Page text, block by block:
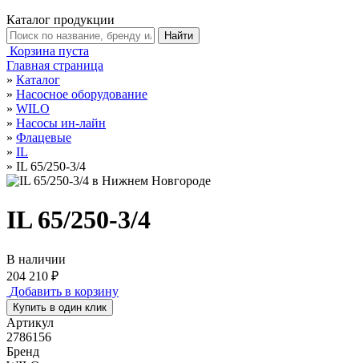
Каталог продукции
Корзина пуста
Главная страница
» Каталог
» Насосное оборудование
» WILO
» Насосы ин-лайн
» Флацевые
» IL
» IL 65/250-3/4
IL 65/250-3/4
В наличии
204 210 ₽
Добавить в корзину
Купить в один клик
Артикул
2786156
Бренд